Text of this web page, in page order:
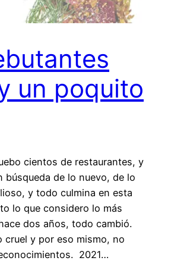
un poquito
cientos de restaurantes, y
búsqueda de lo nuevo, de lo
y todo culmina en esta
lo que considero lo más
dos años, todo cambió.
cruel y por eso mismo, no
2021…